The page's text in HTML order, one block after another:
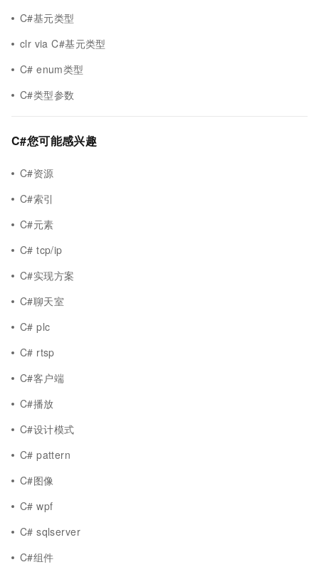
C#基元类型
clr via C#基元类型
C# enum类型
C#类型参数
C#您可能感兴趣
C#资源
C#索引
C#元素
C# tcp/ip
C#实现方案
C#聊天室
C# plc
C# rtsp
C#客户端
C#播放
C#设计模式
C# pattern
C#图像
C# wpf
C# sqlserver
C#组件